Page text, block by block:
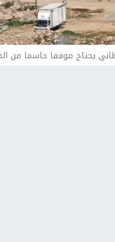
يحتاج موقفا حاسما من